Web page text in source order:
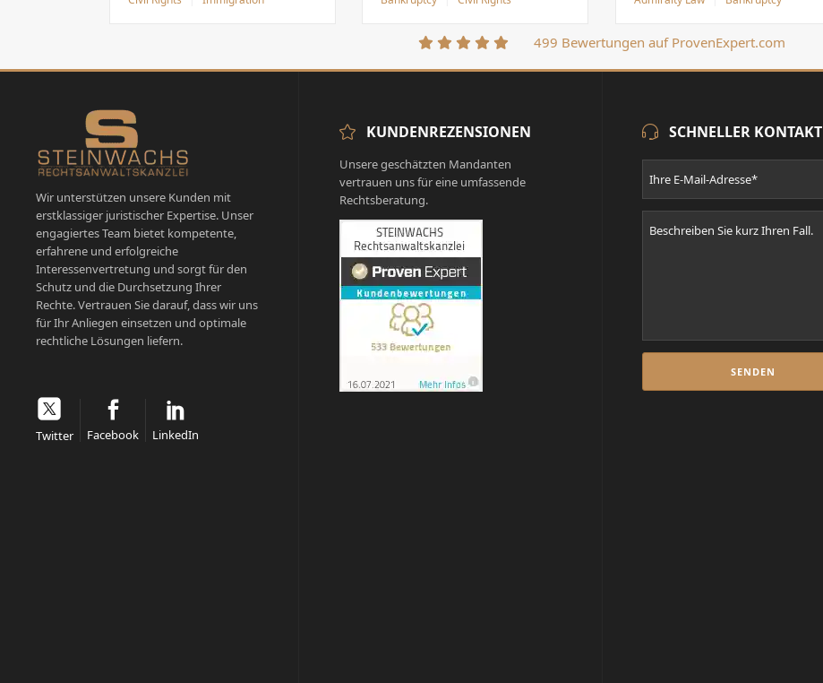
499 Bewertungen auf ProvenExpert.com
Wir unterstützen unsere Kunden mit
erstklassiger juristischer Expertise. Unser
engagiertes Team bietet kompetente,
erfahrene und erfolgreiche
Interessenvertretung und sorgt für den
Schutz und die Durchsetzung Ihrer
Rechte. Vertrauen Sie darauf, dass wir uns
für Ihr Anliegen einsetzen und optimale
rechtliche Lösungen liefern.
Twitter Facebook LinkedIn
KUNDENREZENSIONEN
Unsere geschätzten Mandanten
vertrauen uns für eine umfassende
Rechtsberatung.
SCHNELLER KONTAKT